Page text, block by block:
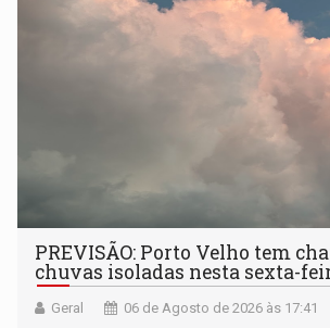
PREVISÃO: Porto Velho tem
chuvas isoladas nesta sexta-
Geral 06 de Agosto de 2026 às 17:41